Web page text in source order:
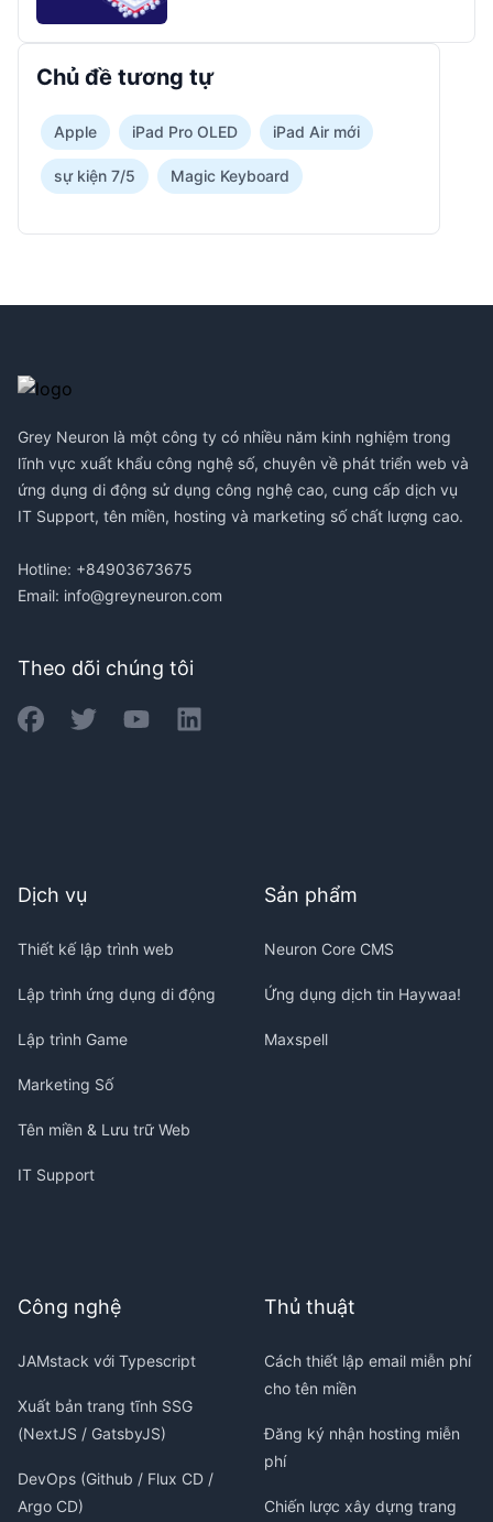
Chủ đề tương tự
Apple iPad Pro OLED iPad Air mới
sự kiện 7/5 Magic Keyboard
Grey Neuron là một công ty có nhiều năm kinh nghiệm trong
lĩnh vực xuất khẩu công nghệ số, chuyên về phát triển web và
ứng dụng di động sử dụng công nghệ cao, cung cấp dịch vụ
IT Support, tên miền, hosting và marketing số chất lượng cao.
Hotline: +84903673675
Email: info@greyneuron.com
Theo dõi chúng tôi
Dịch vụ
Thiết kế lập trình web
Lập trình ứng dụng di động
Lập trình Game
Marketing Số
Tên miền & Lưu trữ Web
IT Support
Sản phẩm
Neuron Core CMS
Ứng dụng dịch tin Haywaa!
Maxspell
Công nghệ
JAMstack với Typescript
Xuất bản trang tĩnh SSG
(NextJS / GatsbyJS)
DevOps (Github / Flux CD /
Argo CD)
Thủ thuật
Cách thiết lập email miễn phí
cho tên miền
Đăng ký nhận hosting miễn
phí
Chiến lược xây dựng trang